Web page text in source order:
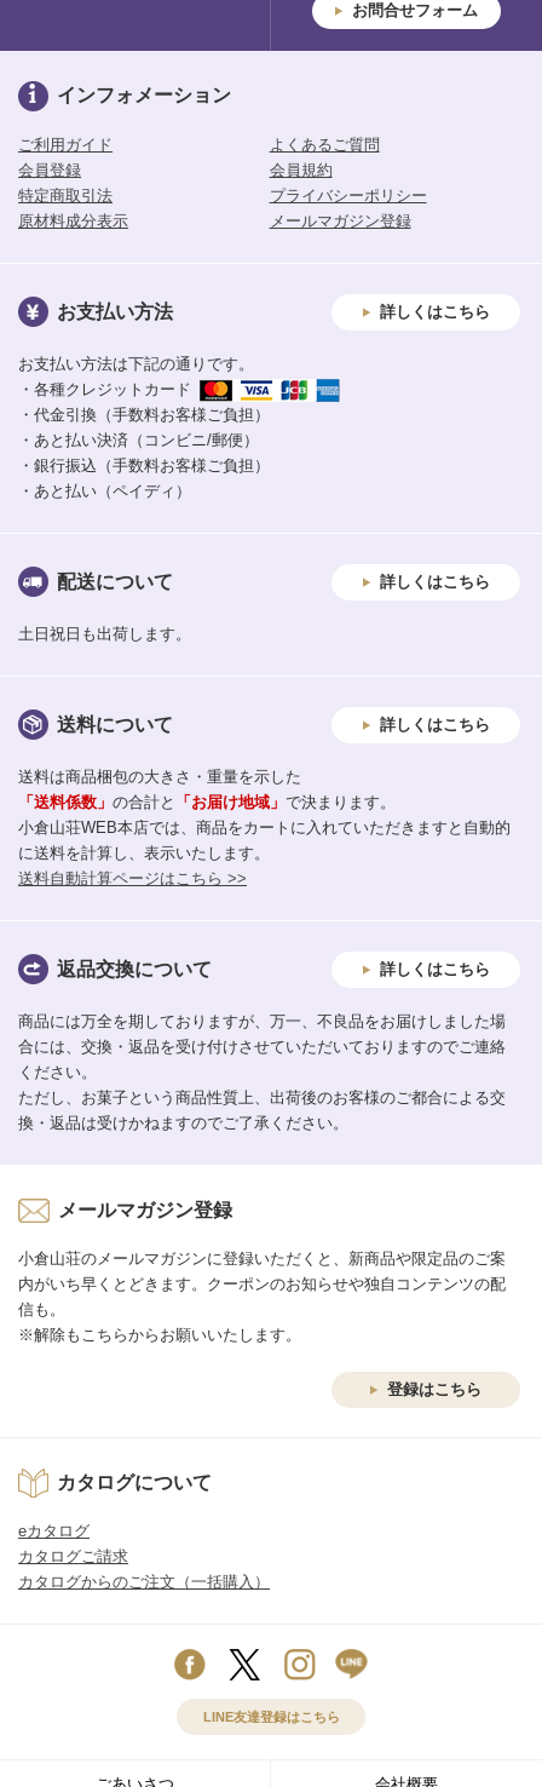
お問合せフォーム
インフォメーション
ご利用ガイド
よくあるご質問
会員登録
会員規約
特定商取引法
プライバシーポリシー
原材料成分表示
メールマガジン登録
お支払い方法 詳しくはこちら
お支払い方法は下記の通りです。
・各種クレジットカード
・代金引換（手数料お客様ご負担）
・あと払い決済（コンビニ/郵便）
・銀行振込（手数料お客様ご負担）
・あと払い（ペイディ）
配送について 詳しくはこちら
土日祝日も出荷します。
送料について 詳しくはこちら
送料は商品梱包の大きさ・重量を示した
「送料係数」 の合計と 「お届け地域」 で決まります。
小倉山荘WEB本店では、商品をカートに入れていただきますと自動的
に送料を計算し、表示いたします。
送料自動計算ページはこちら >>
返品交換について 詳しくはこちら
商品には万全を期しておりますが、万一、不良品をお届けしました場
合には、交換・返品を受け付けさせていただいておりますのでご連絡
ください。
ただし、お菓子という商品性質上、出荷後のお客様のご都合による交
換・返品は受けかねますのでご了承ください。
メールマガジン登録
小倉山荘のメールマガジンに登録いただくと、新商品や限定品のご案
内がいち早くとどきます。クーポンのお知らせや独自コンテンツの配
信も。
※解除もこちらからお願いいたします。
登録はこちら
カタログについて
eカタログ
カタログご請求
カタログからのご注文（一括購入）
LINE友達登録はこちら